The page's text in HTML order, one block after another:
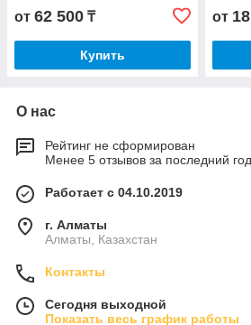
от 62 500 ₸
Купить
от
О нас
Рейтинг не сформирован
Менее 5 отзывов за последний год
Работает с 04.10.2019
г. Алматы
Алматы, Казахстан
Контакты
Сегодня выходной
Показать весь график работы